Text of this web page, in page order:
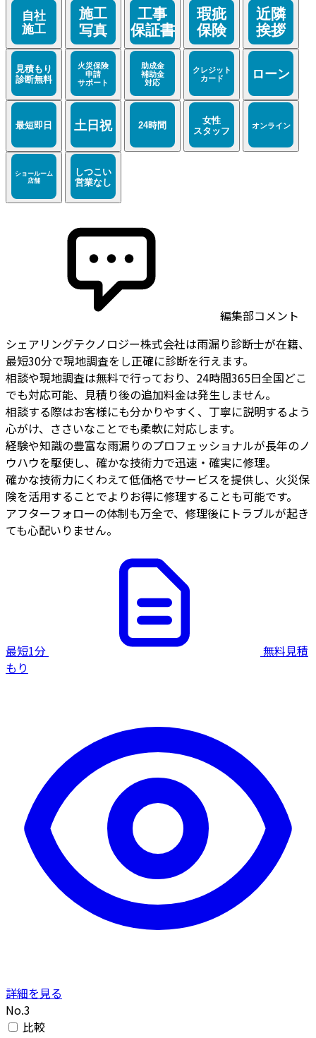
編集部コメント
シェアリングテクノロジー株式会社は雨漏り診断士が在籍、
最短30分で現地調査をし正確に診断を行えます。
相談や現地調査は無料で行っており、24時間365日全国どこ
でも対応可能、見積り後の追加料金は発生しません。
相談する際はお客様にも分かりやすく、丁寧に説明するよう
心がけ、ささいなことでも柔軟に対応します。
経験や知識の豊富な雨漏りのプロフェッショナルが長年のノ
ウハウを駆使し、確かな技術力で迅速・確実に修理。
確かな技術力にくわえて低価格でサービスを提供し、火災保
険を活用することでよりお得に修理することも可能です。
アフターフォローの体制も万全で、修理後にトラブルが起き
ても心配いりません。
最短1分
無料見積
もり
詳細を見る
No.3
比較